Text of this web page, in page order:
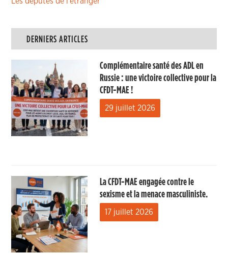
DERNIERS ARTICLES
Complémentaire santé des ADL en
Russie : une victoire collective pour la
CFDT-MAE !
29 juillet 2026
La CFDT-MAE engagée contre le
sexisme et la menace masculiniste.
17 juillet 2026